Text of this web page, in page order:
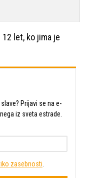
let, ko jima je
Prijavi se na e-
iz sveta estrade.
zasebnosti